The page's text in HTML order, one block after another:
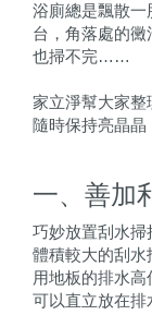
浴廁總是飄散
台，角落處的
也掃不完……
家立淨幫大家整
隨時保持亮晶晶
一、善加
巧妙放置刮水掃
體積較大的刮水
用地板的排水
可以直立放在排